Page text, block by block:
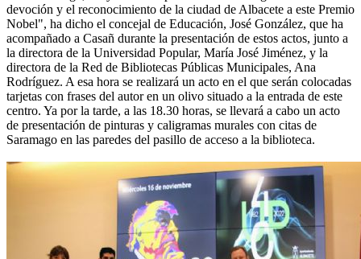
devoción y el reconocimiento de la ciudad de Albacete a este Premio
Nobel", ha dicho el concejal de Educación, José González, que ha
acompañado a Casañ durante la presentación de estos actos, junto a
la directora de la Universidad Popular, María José Jiménez, y la
directora de la Red de Bibliotecas Públicas Municipales, Ana
Rodríguez. A esa hora se realizará un acto en el que serán colocadas
tarjetas con frases del autor en un olivo situado a la entrada de este
centro. Ya por la tarde, a las 18.30 horas, se llevará a cabo un acto
de presentación de pinturas y caligramas murales con citas de
Saramago en las paredes del pasillo de acceso a la biblioteca.